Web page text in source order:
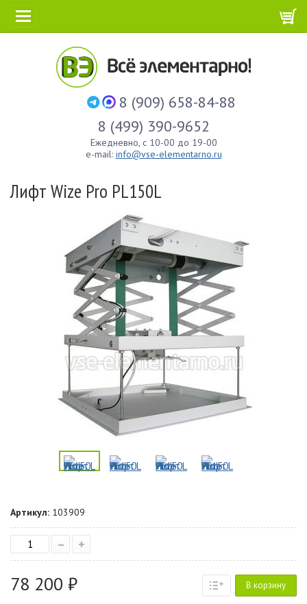
8 (909) 658-84-88
8 (499) 390-9652
Ежедневно, с 10-00 до 19-00
e-mail: info@vse-elementarno.ru
Лифт Wize Pro PL150L
Артикул: 103909
– +
78 200 ₽ В корзину